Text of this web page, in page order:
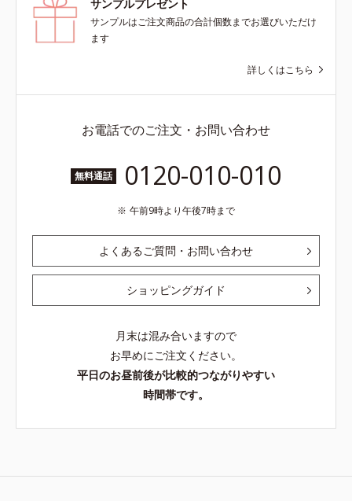
サンプルプレゼント
サンプルはご注文商品の合計個数までお選びいただけ
ます
詳しくはこちら
お電話でのご注文・お問い合わせ
無料通話 0120-010-010
午前9時より午後7時まで
よくあるご質問・お問い合わせ
ショッピングガイド
月末は混み合いますので
お早めにご注文ください。
平日のお昼前後が比較的つながりやすい
時間帯です。